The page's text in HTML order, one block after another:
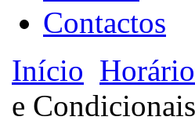
Contactos
Início
e Condicionais